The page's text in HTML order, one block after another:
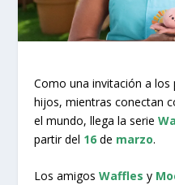
Como una invitación a los
hijos, mientras conectan
el mundo, llega la serie
partir del 16 de marzo.
Los amigosWaffles y